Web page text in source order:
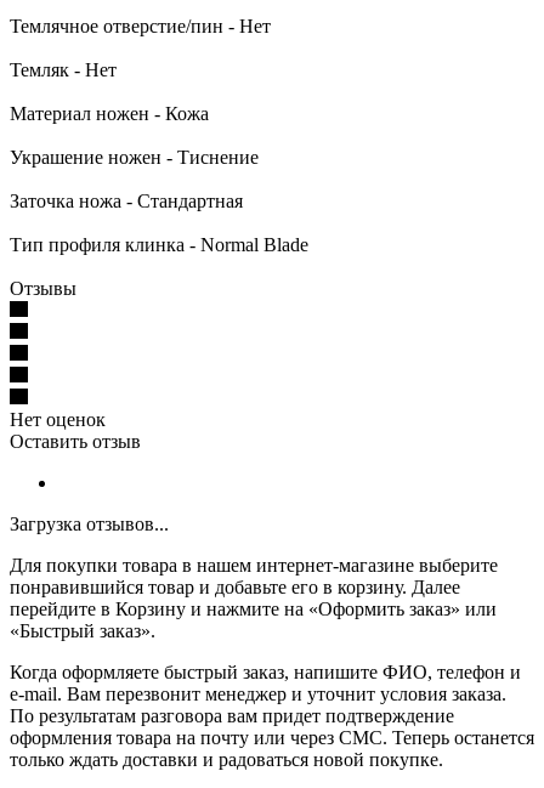
Темлячное отверстие/пин - Нет
Темляк - Нет
Материал ножен - Кожа
Украшение ножен - Тиснение
Заточка ножа - Стандартная
Тип профиля клинка - Normal Blade
Отзывы
Нет оценок
Оставить отзыв
Загрузка отзывов...
Для покупки товара в нашем интернет-магазине выберите
понравившийся товар и добавьте его в корзину. Далее
перейдите в Корзину и нажмите на «Оформить заказ» или
«Быстрый заказ».
Когда оформляете быстрый заказ, напишите ФИО, телефон и
e-mail. Вам перезвонит менеджер и уточнит условия заказа.
По результатам разговора вам придет подтверждение
оформления товара на почту или через СМС. Теперь останется
только ждать доставки и радоваться новой покупке.